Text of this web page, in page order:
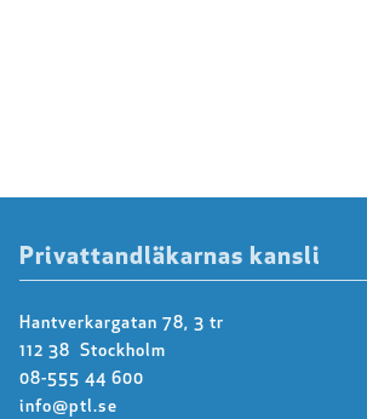
Privattandläkarnas kansli
Hantverkargatan 78, 3 tr
112 38 Stockholm
08-555 44 600
info@ptl.se